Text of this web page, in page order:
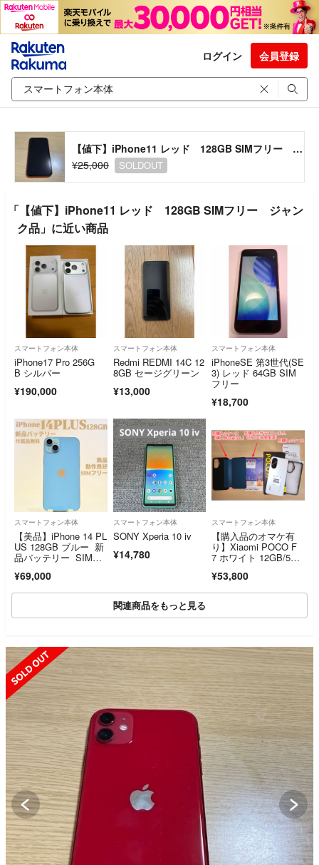
ログイン 会員登録
【値下】iPhone11 レッド 128GB SIMフリー ジャンク品
¥25,000
SOLDOUT
「【値下】iPhone11 レッド 128GB SIMフリー ジャン
ク品」に近い商品
スマートフォン本体
iPhone17 Pro 256G
B シルバー
¥190,000
スマートフォン本体
Redmi REDMI 14C 12
8GB セージグリーン
¥13,000
スマートフォン本体
iPhoneSE 第3世代(SE
3) レッド 64GB SIM
フリー
¥18,700
スマートフォン本体
【美品】iPhone 14 PL
US 128GB ブルー 新
品バッテリー SIMフ
発送 スマホ 本体
¥69,000
スマートフォン本体
SONY Xperia 10 iv
¥14,780
スマートフォン本体
【購入品のオマケ有
り】Xiaomi POCO F
7 ホワイト 12GB/512
¥53,800
関連商品をもっと見る
SOLD OUT